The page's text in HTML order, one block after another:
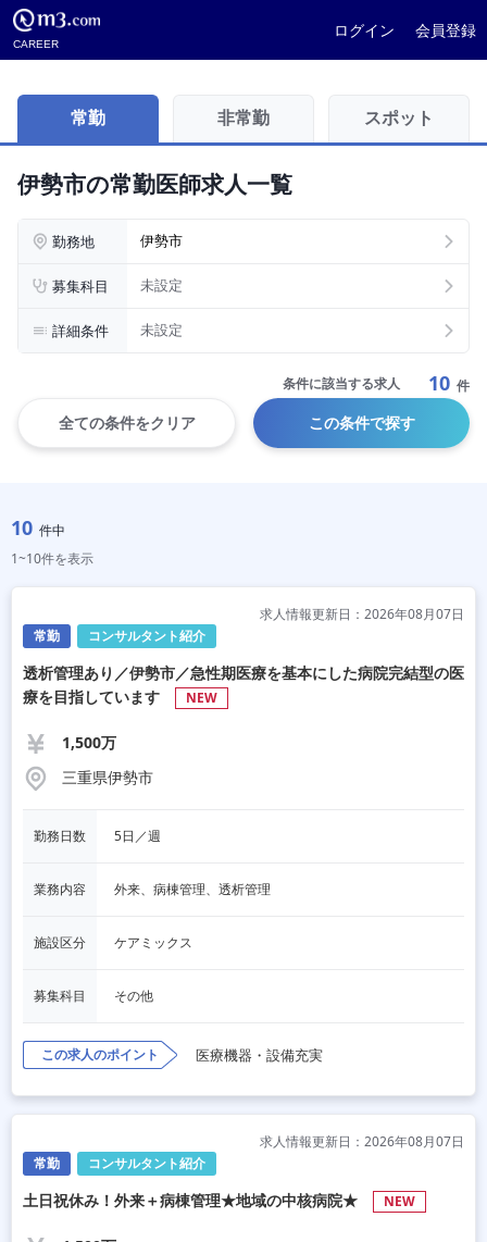
CAREER
ログイン 会員登録
常勤 非常勤 スポット
伊勢市の常勤医師求人一覧
勤務地 伊勢市
募集科目 未設定
詳細条件 未設定
条件に該当する求人 10 件
全ての条件をクリア この条件で探す
10 件中
1~10件を表示
常勤 コンサルタント紹介
求人情報更新日：2026年08月07日
透析管理あり／伊勢市／急性期医療を基本にした病院完結型の医
療を目指しています
NEW
1,500万
三重県伊勢市
勤務日数 5日／週
業務内容 外来、病棟管理、透析管理
施設区分 ケアミックス
募集科目 その他
この求人のポイント 医療機器・設備充実
常勤 コンサルタント紹介
求人情報更新日：2026年08月07日
土日祝休み！外来＋病棟管理★地域の中核病院★ NEW